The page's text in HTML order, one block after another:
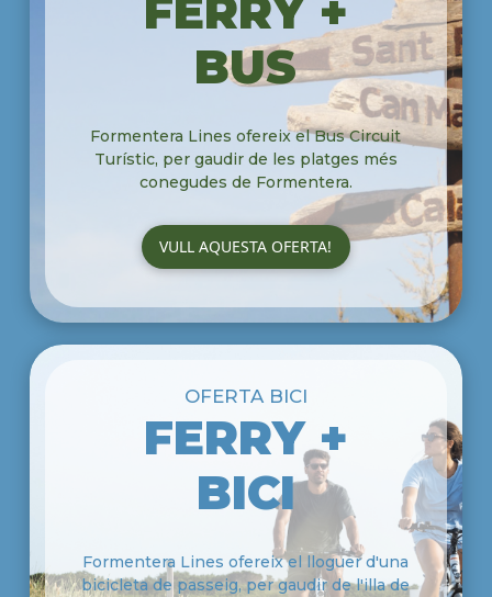
FERRY +
BUS
Formentera Lines ofereix el Bus Circuit
Turístic, per gaudir de les platges més
conegudes de Formentera.
VULL AQUESTA OFERTA!
OFERTA BICI
FERRY +
BICI
Formentera Lines ofereix el lloguer d'una
bicicleta de passeig, per gaudir de l'illa de